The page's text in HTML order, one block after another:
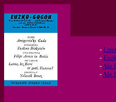
-
-
-Ale
-Ale